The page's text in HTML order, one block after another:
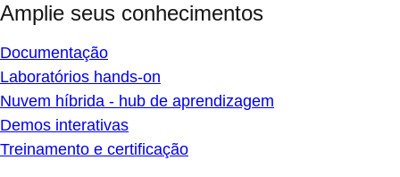
Amplie seus conhecimentos
Documentação
Laboratórios hands-on
Nuvem híbrida - hub de aprendizagem
Demos interativas
Treinamento e certificação